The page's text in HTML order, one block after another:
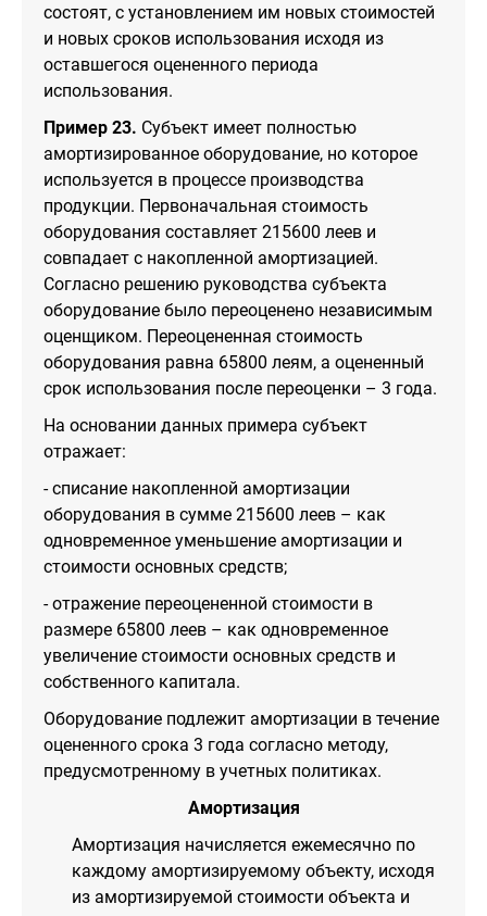
состоят, с установлением им новых стоимостей
и новых сроков использования исходя из
оставшегося оцененного периода
использования.
Пример 23. Субъект имеет полностью
амортизированное оборудование, но которое
используется в процессе производства
продукции. Первоначальная стоимость
оборудования составляет 215600 леев и
совпадает с накопленной амортизацией.
Согласно решению руководства субъекта
оборудование было переоценено независимым
оценщиком. Переоцененная стоимость
оборудования равна 65800 леям, а оцененный
срок использования после переоценки – 3 года.
На основании данных примера субъект
отражает:
- списание накопленной амортизации
оборудования в сумме 215600 леев – как
одновременное уменьшение амортизации и
стоимости основных средств;
- отражение переоцененной стоимости в
размере 65800 леев – как одновременное
увеличение стоимости основных средств и
собственного капитала.
Оборудование подлежит амортизации в течение
оцененного срока 3 года согласно методу,
предусмотренному в учетных политиках.
Амортизация
Амортизация начисляется ежемесячно по
каждому амортизируемому объекту, исходя
из амортизируемой стоимости объекта и